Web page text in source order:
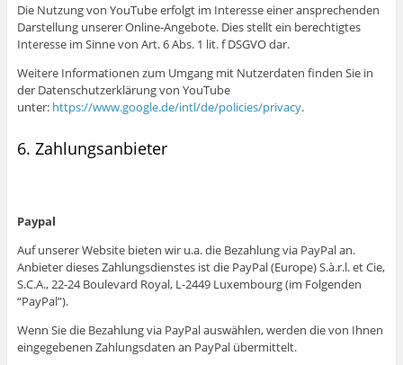
Die Nutzung von YouTube erfolgt im Interesse einer ansprechenden
Darstellung unserer Online-Angebote. Dies stellt ein berechtigtes
Interesse im Sinne von Art. 6 Abs. 1 lit. f DSGVO dar.
Weitere Informationen zum Umgang mit Nutzerdaten finden Sie in
der Datenschutzerklärung von YouTube
unter: https://www.google.de/intl/de/policies/privacy.
6. Zahlungsanbieter
Paypal
Auf unserer Website bieten wir u.a. die Bezahlung via PayPal an.
Anbieter dieses Zahlungsdienstes ist die PayPal (Europe) S.à.r.l. et Cie,
S.C.A., 22-24 Boulevard Royal, L-2449 Luxembourg (im Folgenden
“PayPal”).
Wenn Sie die Bezahlung via PayPal auswählen, werden die von Ihnen
eingegebenen Zahlungsdaten an PayPal übermittelt.